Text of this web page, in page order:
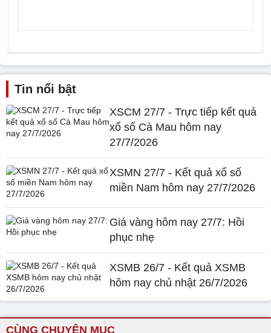
Tin nổi bật
XSCM 27/7 - Trực tiếp kết quả
xổ số Cà Mau hôm nay
27/7/2026
XSMN 27/7 - Kết quả xổ số
miền Nam hôm nay 27/7/2026
Giá vàng hôm nay 27/7: Hồi
phục nhẹ
XSMB 26/7 - Kết quả XSMB
hôm nay chủ nhật 26/7/2026
CÙNG CHUYÊN MỤC